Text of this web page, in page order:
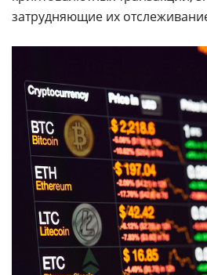
затрудняющие их